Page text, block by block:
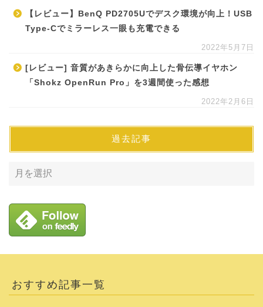
【レビュー】BenQ PD2705Uでデスク環境が向上！USB
Type-Cでミラーレス一眼も充電できる
2022年5月7日
[レビュー] 音質があきらかに向上した骨伝導イヤホン
「Shokz OpenRun Pro」を3週間使った感想
2022年2月6日
過去記事
おすすめ記事一覧